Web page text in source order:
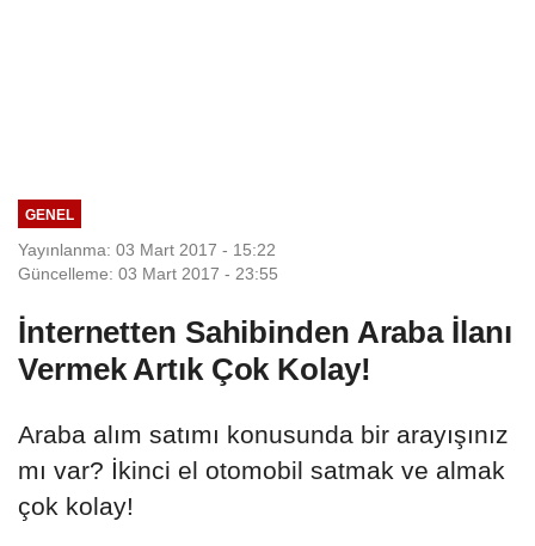
GENEL
Yayınlanma: 03 Mart 2017 - 15:22
Güncelleme: 03 Mart 2017 - 23:55
İnternetten Sahibinden Araba İlanı
Vermek Artık Çok Kolay!
Araba alım satımı konusunda bir arayışınız
mı var? İkinci el otomobil satmak ve almak
çok kolay!